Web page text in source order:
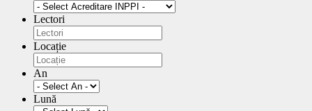
Lectori
Locație
An
Lună